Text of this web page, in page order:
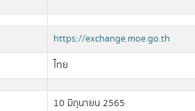
https://exchange.moe.go.th
ไทย
10 มิถุนายน 2565